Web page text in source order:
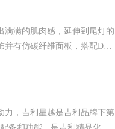
满满的肌肉感，延伸到尾灯的
并有仿碳纤维面板，搭配D字
力，吉利星越是吉利品牌下第